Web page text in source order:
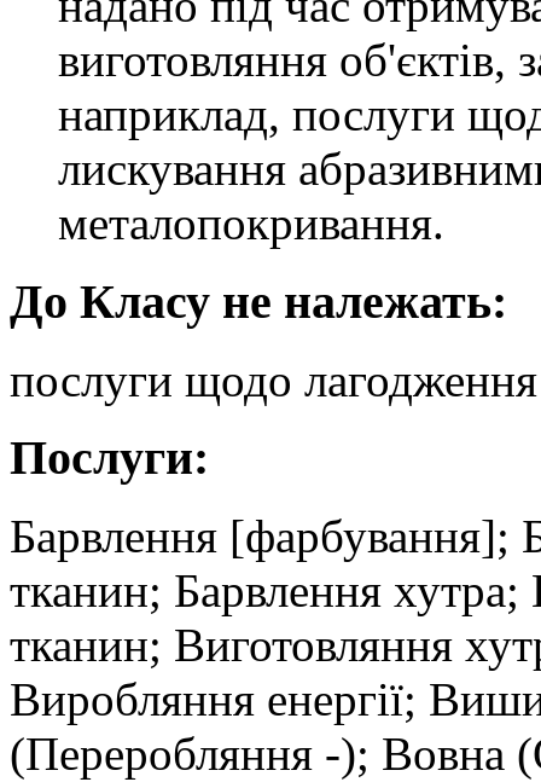
виготовляння об'єктів,
наприклад, послуги
лискування
металопокривання.
До Класу не належать:
послуги щодо
Послуги:
Барвлення [фарбування];
тканин; Барвлення
тканин; Виготовляння
Виробляння енергії;
(Переробляння -); Вовна